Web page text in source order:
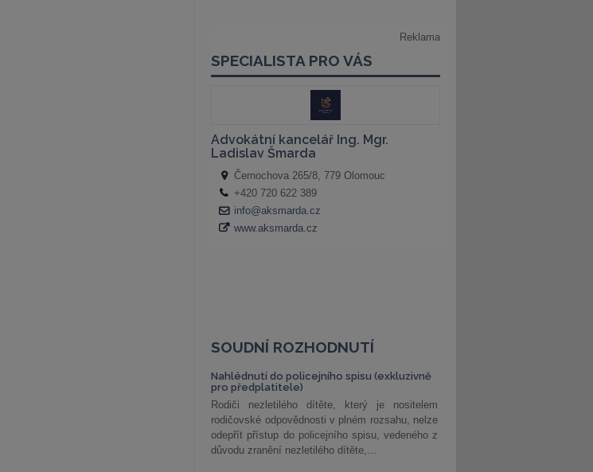
SOUDNÍ ROZHODNUTÍ
Nahlédnutí do policejního spisu (exkluzivně
pro předplatitele)
Rodiči nezletilého dítěte, který je nositelem
rodičovské odpovědnosti v plném rozsahu, nelze
odepřít přístup do policejního spisu, vedeného z
důvodu zranění nezletilého dítěte,...